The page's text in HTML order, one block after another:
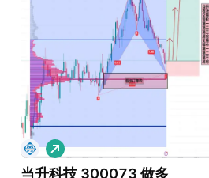
当升科技 300073 做多
做
多